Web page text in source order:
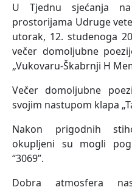
U Tjednu sjećanja
prostorijama Udruge
utorak, 12. studenoga
večer domoljubne
„Vukovaru-Škabrnji H
Večer domoljubne
svojim nastupom klapa
Nakon prigodnih
okupljeni su mogli
“3069”.
Dobra atmosfera